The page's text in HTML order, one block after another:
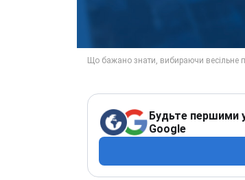
Будьте першими
Google